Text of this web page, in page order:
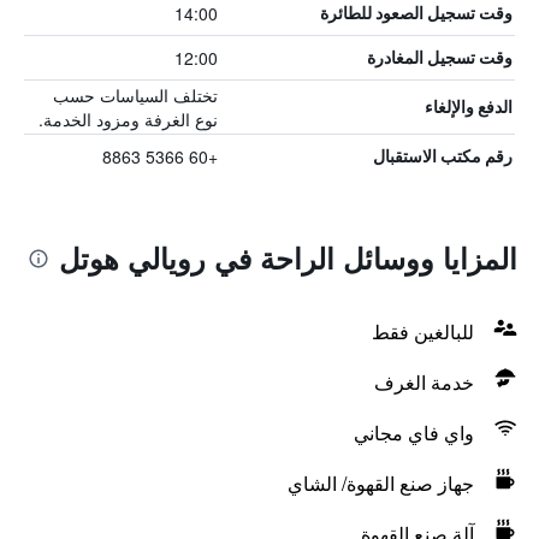
وقت تسجيل الصعود للطائرة 14:00
وقت تسجيل المغادرة 12:00
الدفع والإلغاء
تختلف السياسات حسب
نوع الغرفة ومزود الخدمة.
رقم مكتب الاستقبال +60 5366 8863
المزايا ووسائل الراحة في رويالي هوتل
للبالغين فقط
خدمة الغرف
واي فاي مجاني
جهاز صنع القهوة/ الشاي